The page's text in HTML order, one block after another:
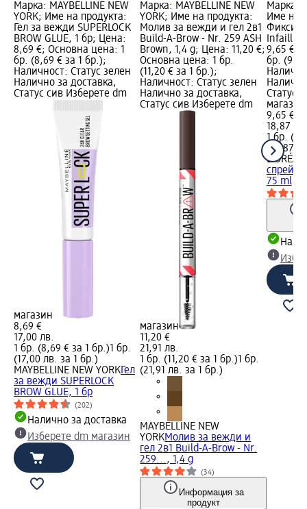
Марка: MAYBELLINE NEW
YORK; Име на продукта:
Гел за вежди SUPERLOCK
BROW GLUE, 1 бр; Цена:
8,69 €; Основна цена: 1
бр. (8,69 € за 1 бр.);
Наличност: Статус зелен
Налично за доставка,
Статус сив Изберете dm
магазин
8,69 €
17,00 лв.
1 бр. (8,69 € за 1 бр.)1 бр.
(17,00 лв. за 1 бр.)
MAYBELLINE NEW YORKГел
за вежди SUPERLOCK
BROW GLUE, 1 бр
(202)
Налично за доставка
Изберете dm магазин
Марка: MAYBELLINE NEW
YORK; Име на продукта:
Молив за вежди и гел 2в1
Build-A-Brow - Nr. 259 ASH
Brown, 1,4 g; Цена: 11,20 €;
Основна цена: 1 бр.
(11,20 € за 1 бр.);
Наличност: Статус зелен
Налично за доставка,
Статус сив Изберете dm
магазин
11,20 €
21,91 лв.
1 бр. (11,20 € за 1 бр.)1 бр.
(21,91 лв. за 1 бр.)
MAYBELLINE NEW
YORKМолив за вежди и
гел 2в1 Build-A-Brow - Nr.
259..., 1,4 g
(34)
Информация за
продукт
Марка:
Име на
9,65 €;
бр.
Статус
магазин
9,65 €
18,87 лв.
1 бр.
(18,87
L'ORÉAL
спрей
75 ml